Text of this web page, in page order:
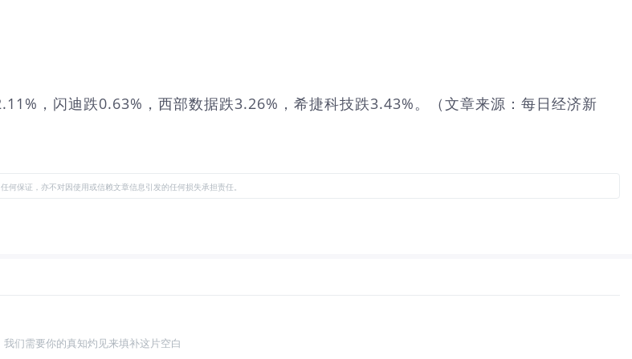
，闪迪跌0.63%，西部数据跌3.26%，希捷科技跌3.43%。（文章来源：每日经济新
保证，亦不对因使用或信赖文章信息引发的任何损失承担责任。
我们需要你的真知灼见来填补这片空白